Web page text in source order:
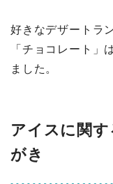
好きなデザートラ
「チョコレート」
ました。
アイスに関す
がき